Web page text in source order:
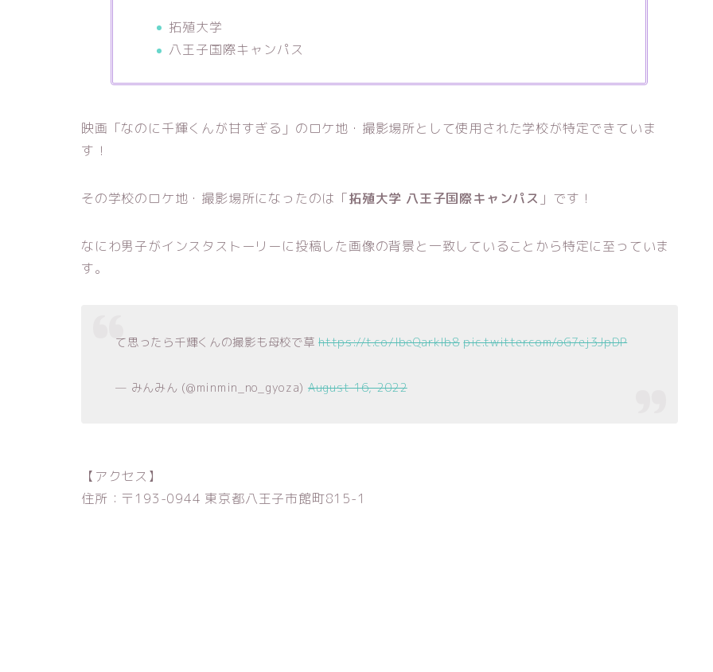
拓殖大学
八王子国際キャンパス
映画「なのに千輝くんが甘すぎる」のロケ地・撮影場所として使用された学校が特定できていま
す！
その学校のロケ地・撮影場所になったのは「拓殖大学 八王子国際キャンパス 」です！
なにわ男子がインスタストーリーに投稿した画像の背景と一致していることから特定に至っていま
す。
て思ったら千輝くんの撮影も母校で草https://t.co/IbeQarklb8 pic.twitter.com/oG7ej3JpDP
— みんみん (@minmin_no_gyoza) August 16, 2022
【アクセス】
住所：〒193-0944 東京都八王子市館町815-1